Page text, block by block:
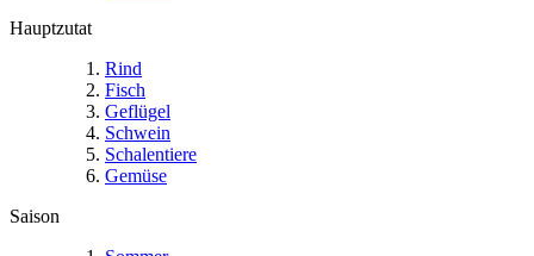
Hauptzutat
Rind
Fisch
Geflügel
Schwein
Schalentiere
Gemüse
Saison